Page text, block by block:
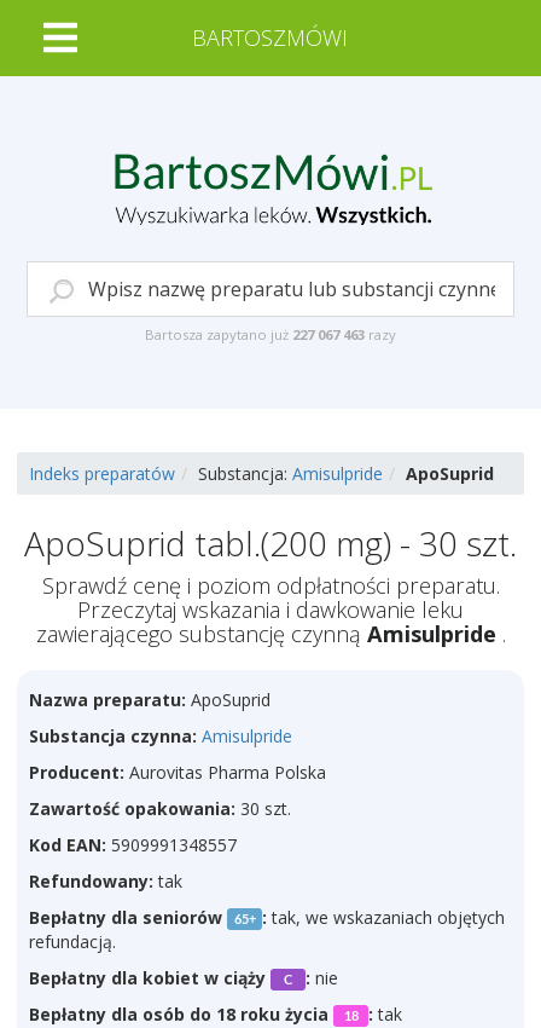
BARTOSZMÓWI
Bartosza zapytano już 227 067 463 razy
Indeks preparatów Substancja: Amisulpride ApoSuprid
ApoSuprid tabl.(200 mg) - 30 szt.
Sprawdź cenę i poziom odpłatności preparatu.
Przeczytaj wskazania i dawkowanie leku
zawierającego substancję czynną Amisulpride .
Nazwa preparatu: ApoSuprid
Substancja czynna: Amisulpride
Producent: Aurovitas Pharma Polska
Zawartość opakowania: 30 szt.
Kod EAN: 5909991348557
Refundowany: tak
Bepłatny dla seniorów
65+ : tak, we wskazaniach objętych
refundacją.
Bepłatny dla kobiet w ciąży
C : nie
Bepłatny dla osób do 18 roku życia
18 : tak